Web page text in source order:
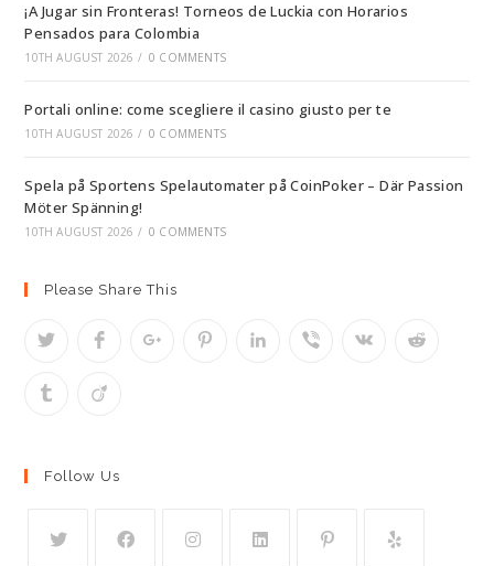
¡A Jugar sin Fronteras! Torneos de Luckia con Horarios
Pensados para Colombia
10TH AUGUST 2026 / 0 COMMENTS
Portali online: come scegliere il casino giusto per te
10TH AUGUST 2026 / 0 COMMENTS
Spela på Sportens Spelautomater på CoinPoker – Där Passion
Möter Spänning!
10TH AUGUST 2026 / 0 COMMENTS
Please Share This
Follow Us